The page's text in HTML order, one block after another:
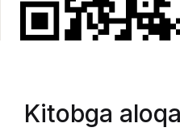
Kitobga